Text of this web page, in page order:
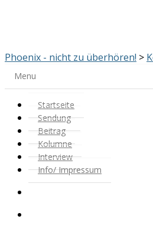
Phoenix - nicht zu überhören! >
Menu
Startseite
Sendung
Beitrag
Kolumne
Interview
Info/ Impressum